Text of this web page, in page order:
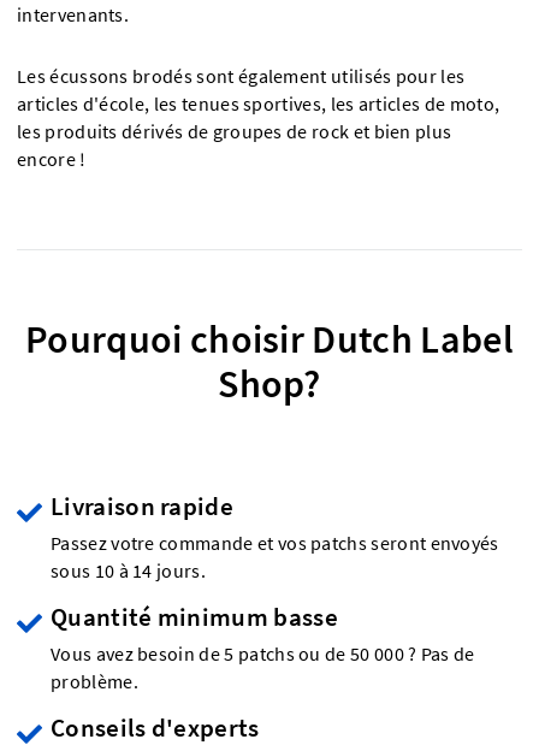
intervenants.
Les écussons brodés sont également utilisés pour les
articles d'école, les tenues sportives, les articles de moto,
les produits dérivés de groupes de rock et bien plus
encore !
Pourquoi choisir Dutch Label
Shop?
Livraison rapide
Passez votre commande et vos patchs seront envoyés
sous 10 à 14 jours.
Quantité minimum basse
Vous avez besoin de 5 patchs ou de 50 000 ? Pas de
problème.
Conseils d'experts